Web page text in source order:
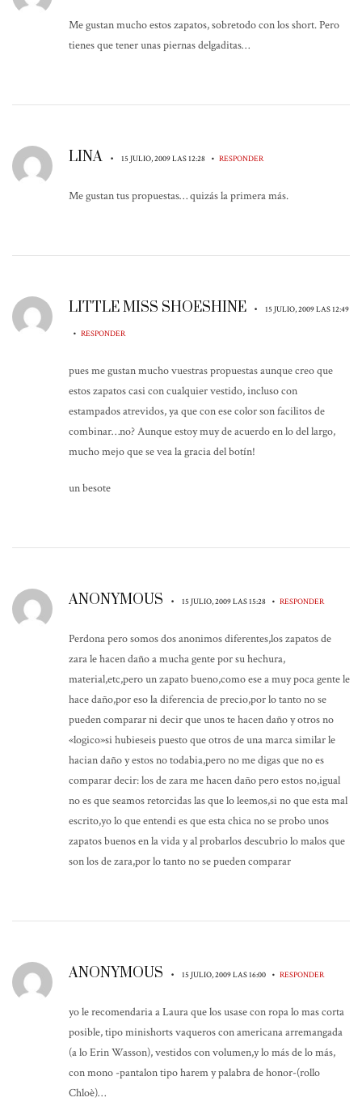
Me gustan mucho estos zapatos, sobretodo con los short. Pero
tienes que tener unas piernas delgaditas…
LINA • 15 JULIO, 2009 LAS 12:28 • RESPONDER
Me gustan tus propuestas… quizás la primera más.
LITTLE MISS SHOESHINE • 15 JULIO, 2009 LAS 12:49
• RESPONDER
pues me gustan mucho vuestras propuestas aunque creo que
estos zapatos casi con cualquier vestido, incluso con
estampados atrevidos, ya que con ese color son facilitos de
combinar…no? Aunque estoy muy de acuerdo en lo del largo,
mucho mejo que se vea la gracia del botín!
un besote
ANONYMOUS • 15 JULIO, 2009 LAS 15:28 • RESPONDER
Perdona pero somos dos anonimos diferentes,los zapatos de
zara le hacen daño a mucha gente por su hechura,
material,etc,pero un zapato bueno,como ese a muy poca gente le
hace daño,por eso la diferencia de precio,por lo tanto no se
pueden comparar ni decir que unos te hacen daño y otros no
«logico»si hubieseis puesto que otros de una marca similar le
hacian daño y estos no todabia,pero no me digas que no es
comparar decir: los de zara me hacen daño pero estos no,igual
no es que seamos retorcidas las que lo leemos,si no que esta mal
escrito,yo lo que entendi es que esta chica no se probo unos
zapatos buenos en la vida y al probarlos descubrio lo malos que
son los de zara,por lo tanto no se pueden comparar
ANONYMOUS • 15 JULIO, 2009 LAS 16:00 • RESPONDER
yo le recomendaria a Laura que los usase con ropa lo mas corta
posible, tipo minishorts vaqueros con americana arremangada
(a lo Erin Wasson), vestidos con volumen,y lo más de lo más,
con mono -pantalon tipo harem y palabra de honor-(rollo
Chloè)…